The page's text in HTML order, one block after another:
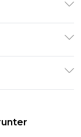
Januar 2026